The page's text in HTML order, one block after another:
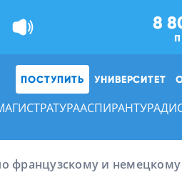
8
ПОСТУПИТЬ УНИВЕРСИТЕТ
АСПИРАНТУРА
французскому и